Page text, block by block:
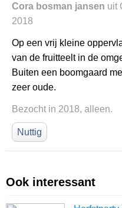
Cora bosman jansen uit
2018
Op een vrij kleine
van de fruitteelt in de
Buiten een boomgaard
zeer oude.
Bezocht in 2018, alleen.
Nuttig
Ook interessant